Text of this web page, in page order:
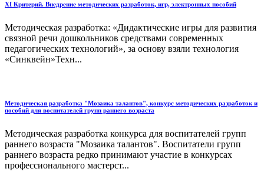
XI Критерий. Внедрение методических разработок, игр, электронных пособий
Методическая разработка: «Дидактические игры для развития
связной речи дошкольников средствами современных
педагогических технологий», за основу взяли технология
«Синквейн»Техн...
Методическая разработка "Мозаика талантов", конкурс методических разработок и
пособий для воспитателей групп раннего возраста
Методическая разработка конкурса для воспитателей групп
раннего возраста "Мозаика талантов". Воспитатели групп
раннего возраста редко принимают участие в конкурсах
профессионального мастерст...